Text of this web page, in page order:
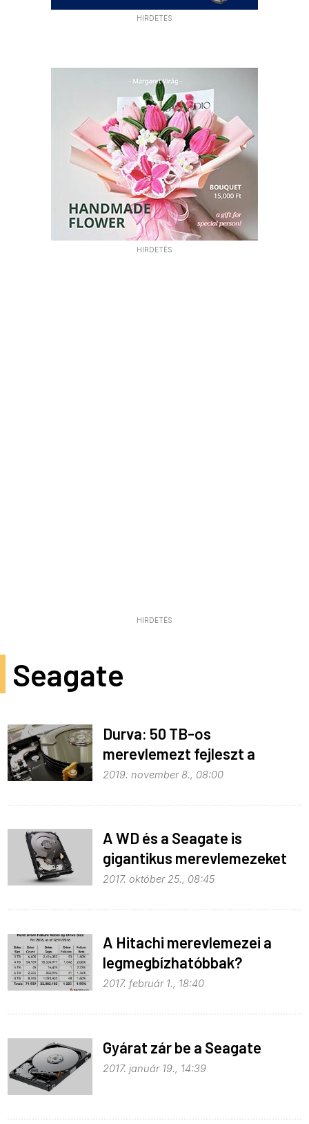
HIRDETÉS
HIRDETÉS
HIRDETÉS
Seagate
Durva: 50 TB-os
merevlemezt fejleszt a
Seagate
2019. november 8., 08:00
A WD és a Seagate is
gigantikus merevlemezeket
ígér
2017. október 25., 08:45
A Hitachi merevlemezei a
legmegbízhatóbbak?
2017. február 1., 18:40
Gyárat zár be a Seagate
2017. január 19., 14:39